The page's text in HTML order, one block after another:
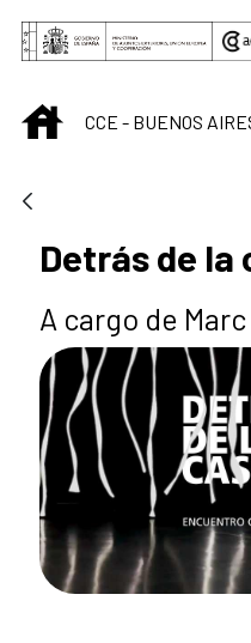
Saltar al contenido
INICIOCCE - BUENOS
Detrás de la
A cargo de